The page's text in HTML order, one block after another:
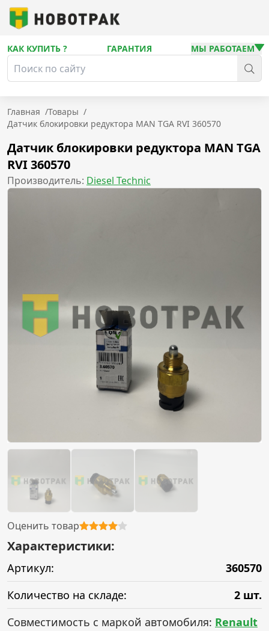
КАК КУПИТЬ ? ГАРАНТИЯ МЫ РАБОТАЕМ
Главная /Товары /
Датчик блокировки редуктора MAN TGA RVI 360570
Датчик блокировки редуктора MAN TGA
RVI 360570
Производитель: Diesel Technic
Оценить товар
Характеристики:
Артикул:
360570
Количество на складе:
2 шт.
Совместимость с маркой автомобиля: Renault